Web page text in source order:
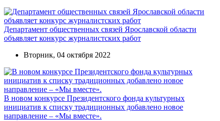
Департамент общественных связей Ярославской области
объявляет конкурс журналистских работ
Вторник, 04 октября 2022
В новом конкурсе Президентского фонда культурных
инициатив к списку традиционных добавлено новое
направление – «Мы вместе».